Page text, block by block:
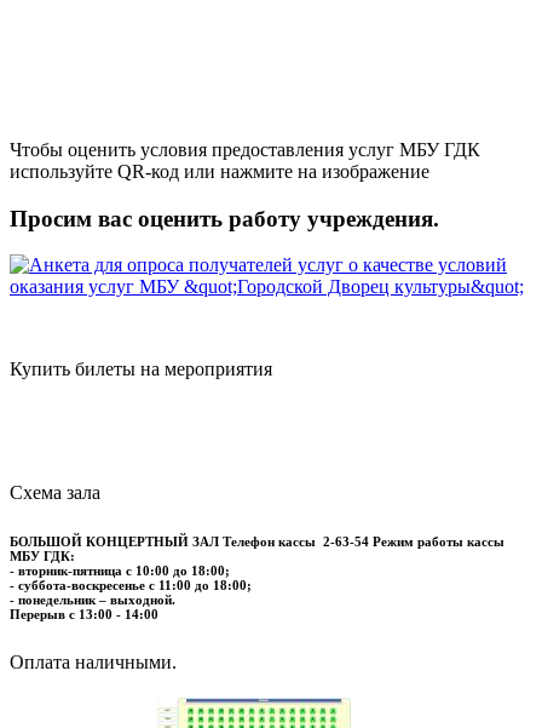
Чтобы оценить условия предоставления услуг МБУ ГДК
используйте QR-код или нажмите на изображение
Просим вас оценить работу учреждения.
Купить билеты на мероприятия
Схема зала
БОЛЬШОЙ КОНЦЕРТНЫЙ ЗАЛ Телефон кассы 2-63-54 Режим работы кассы
МБУ ГДК:
- вторник-пятница с 10:00 до 18:00;
- суббота-воскресенье с 11:00 до 18:00;
- понедельник – выходной.
Перерыв с 13:00 - 14:00
​​​​​​​Оплата наличными.